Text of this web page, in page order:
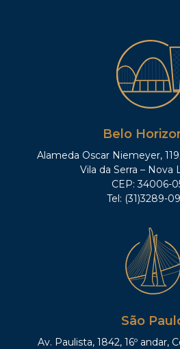
Belo
Alameda Oscar Niemeyer, 119,
Vila da Serra – Nova
CEP: 34006-
Tel: (31)3289-
São
Av. Paulista, 1842, 16º andar,